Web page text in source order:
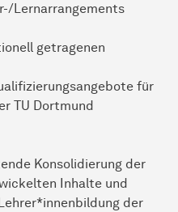
Lernarrangements
getragenen
für
TU Dortmund
Konsolidierung der
Inhalte und
der